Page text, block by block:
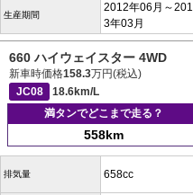
生産期間
2012年06月～201
3年03月
660 ハイウェイスター 4WD
新車時価格158.3万円(税込)
JC08
18.6km/L
満タンでどこまで走る？
558km
排気量 658cc